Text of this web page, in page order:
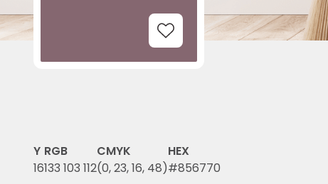
Add to Wishlist
Y
16
RGB
133 103 112
CMYK
(0, 23, 16, 48)
HEX
#856770